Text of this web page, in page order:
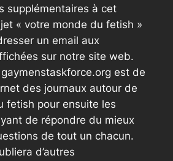
supplémentaires à cet
« votre monde du fetish »
un email aux
sur notre site web.
est de
des journaux autour de
fetish pour ensuite les
de répondre du mieux
de tout un chacun.
d’autres